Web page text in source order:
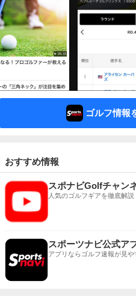
ゴルフ情報
おすすめ情報
スポナビGolfチャン
人気のゴルフギアを徹底解説
スポーツナビ公式ア
アプリならゴルフ速報が見や